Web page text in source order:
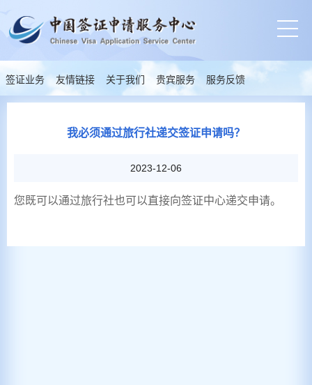
签证业务 友情链接 关于我们 贵宾服务 服务反馈
我必须通过旅行社递交签证申请吗？
2023-12-06
您既可以通过旅行社也可以直接向签证中心递交申请。